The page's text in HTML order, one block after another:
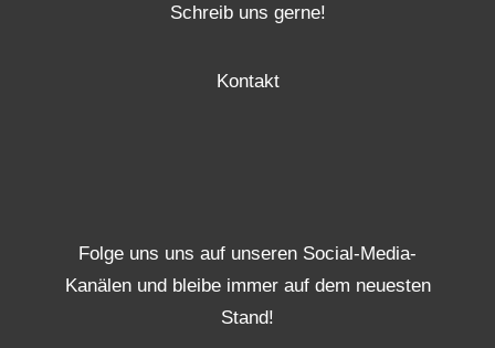
Schreib uns gerne!
Kontakt
Folge uns uns auf unseren Social-Media-
Kanälen und bleibe immer auf dem neuesten
Stand!